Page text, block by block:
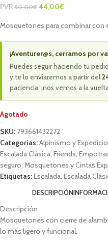
PVR 50,00€ 44,00€
Mosquetones para combinar con
¡Aventurer@s, cerramos por
Puedes seguir haciendo tu
y te lo enviaremos a partir del
paciencia, ¡nos vemos a la
Agotado
SKU: 793661432272
Categorías:Alpinismo y
Escalada Clásica, Friends,
seguro, Mosquetones y Cintas
Etiquetas:Escalada, Escalada
DESCRIPCIÓN
Descripción
Mosquetones con cierre de
lo más ligero y funcional.